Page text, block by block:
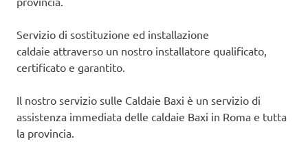
Servizio di sostituzione ed installazione
caldaie attraverso un nostro installatore qualificato,
certificato e garantito.
Il nostro servizio sulle Caldaie Baxi è un servizio di
assistenza immediata delle caldaie Baxi in Roma e tutta
la provincia.